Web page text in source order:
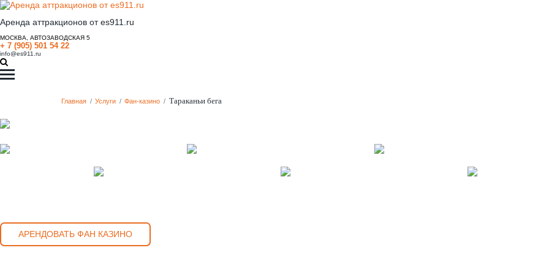
Аренда аттракционов от es911.ru
МОСКВА, АВТОЗАВОДСКАЯ 5
+ 7 (905) 501 54 22
info@es911.ru
Главная / Услуги / Фан-казино / Тараканьи бега
АРЕНДОВАТЬ ФАН КАЗИНО